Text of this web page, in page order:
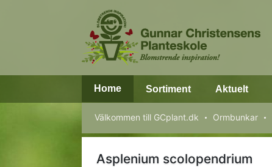
Home Sortiment Aktuelt
Välkommen till GCplant.dk Ormbunkar
Asplenium scolopendrium